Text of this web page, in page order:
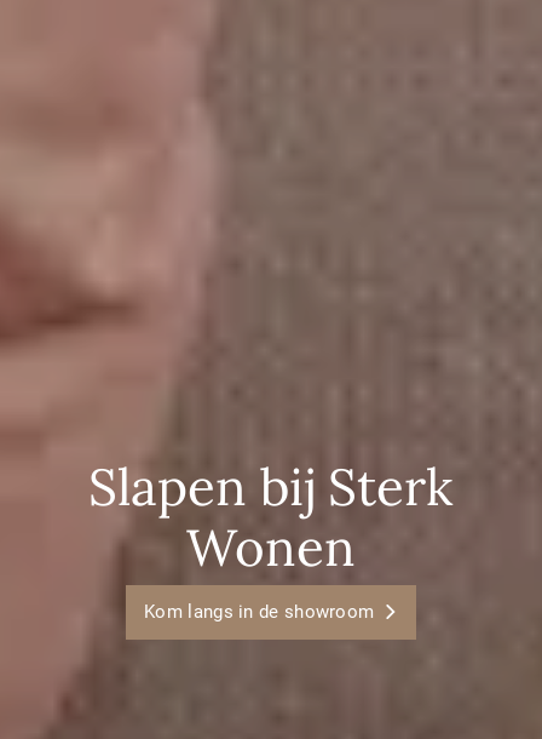
Slapen bij Sterk
Wonen
Kom langs in de showroom